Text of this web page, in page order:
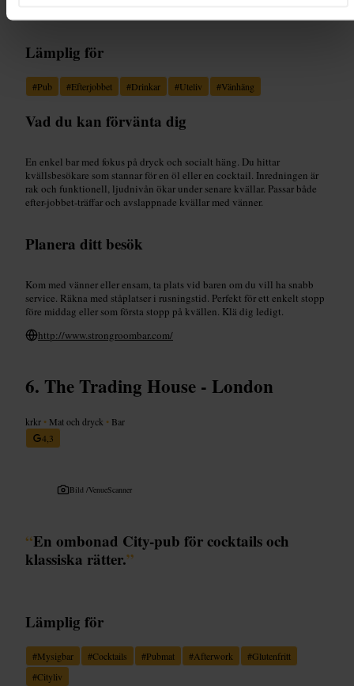
Lämplig för
#Pub #Efterjobbet #Drinkar #Uteliv #Vänhäng
Vad du kan förvänta dig
En enkel bar med fokus på dryck och socialt häng. Du hittar
kvällsbesökare som stannar för en öl eller en cocktail. Inredningen är
rak och funktionell, ljudnivån ökar under senare kvällar. Passar både
efter-jobbet-träffar och avslappnade kvällar med vänner.
Planera ditt besök
Kom med vänner eller ensam, ta plats vid baren om du vill ha snabb
service. Räkna med ståplatser i rusningstid. Perfekt för ett enkelt stopp
före middag eller som första stopp på kvällen. Klä dig ledigt.
http://www.strongroombar.com/
The Trading House - London
krkr • Mat och dryck • Bar
4,3
Bild /VenueScanner
“En ombonad City-pub för cocktails och
klassiska rätter.”
Lämplig för
#Mysigbar #Cocktails #Pubmat #Afterwork #Glutenfritt
#Cityliv